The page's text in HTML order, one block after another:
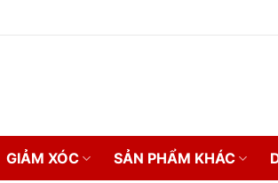
GIẢM XÓC SẢN PHẨM KHÁC